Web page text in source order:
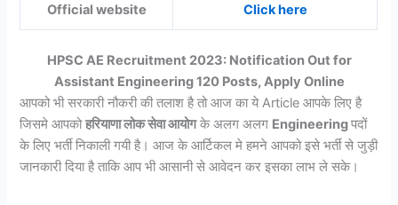
Official website Click here
HPSC AE Recruitment 2023: Notification Out for
Assistant Engineering 120 Posts, Apply Online
आपको भी सरकारी नौकरी की तलाश है तो आज का ये Article आपके लिए है
जिसमे आपकोहरियाणा लोक सेवा आयोगके अलग अलग Engineeringपदों
के लिए भर्ती निकाली गयी है। आज के आर्टिकल मे हमने आपको इसे भर्ती से जुड़ी
जानकारी दिया है ताकि आप भी आसानी से आवेदन कर इसका लाभ ले सके।